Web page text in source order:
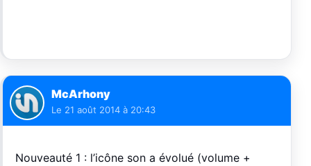
McArhony
Le 21 août 2014 à 20:43
Nouveauté 1 : l’icône son a évolué (volume +